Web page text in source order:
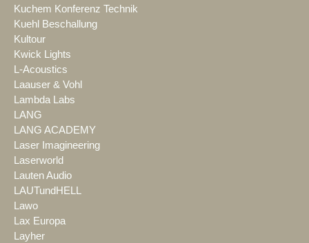
Kuchem Konferenz Technik
Kuehl Beschallung
Kultour
Kwick Lights
L-Acoustics
Laauser & Vohl
Lambda Labs
LANG
LANG ACADEMY
Laser Imagineering
Laserworld
Lauten Audio
LAUTundHELL
Lawo
Lax Europa
Layher